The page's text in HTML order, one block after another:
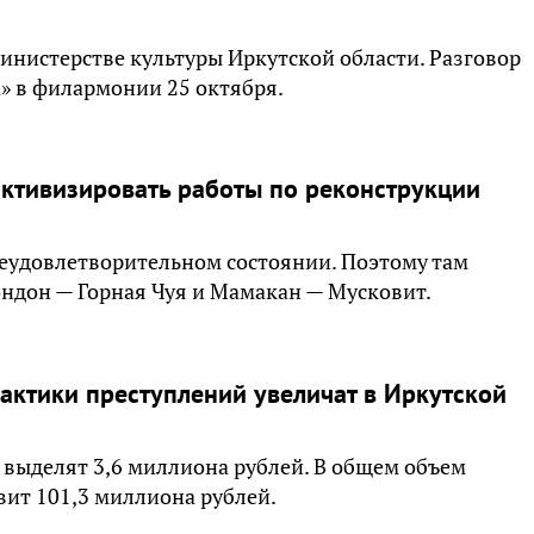
культуры Иркутской области. Разговор
в филармонии 25 октября.
работы по реконструкции
состоянии. Поэтому там
— Горная Чуя и Мамакан — Мусковит.
преступлений увеличат в Иркутской
3,6 миллиона рублей. В общем объем
101,3 миллиона рублей.